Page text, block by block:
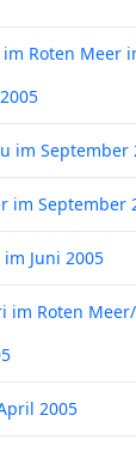
Roten Meer
im September
im September
Juni 2005
im Roten
2005